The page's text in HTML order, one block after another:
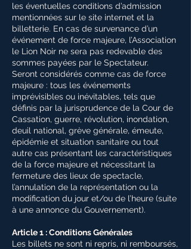
les éventuelles conditions d’admission
mentionnées sur le site internet et la
billetterie. En cas de survenance d’un
événement de force majeure, l’Association
le Lion Noir ne sera pas redevable des
sommes payées par le Spectateur.
Seront considérés comme cas de force
majeure : tous les événements
imprévisibles ou inévitables, tels que
définis par la jurisprudence de la Cour de
Cassation, guerre, révolution, inondation,
deuil national, grève générale, émeute,
épidémie et situation sanitaire ou tout
autre cas présentant les caractéristiques
de la force majeure et nécessitant la
fermeture des lieux de spectacle,
l’annulation de la représentation ou la
modification du jour et/ou de l’heure (suite
à une annonce du Gouvernement).
Article 1 : Conditions Générales
Les billets ne sont ni repris, ni remboursés,